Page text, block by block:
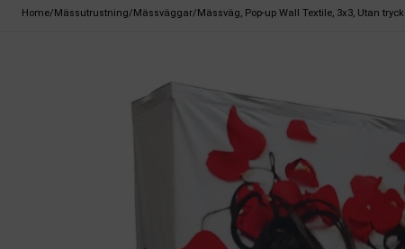
Home/Mässutrustning/Mässväggar/Mässväg, Pop-up Wall Textile, 3x3, Utan tryck